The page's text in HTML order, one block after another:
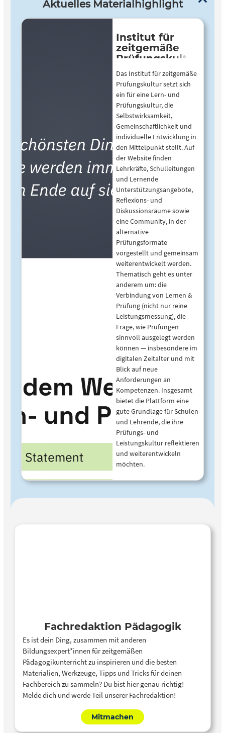
Aktuelles Materialhighlight
Institut für
zeitgemäße
Prüfungskultur
Das Institut für zeitgemäße
Prüfungskultur setzt sich
ein für eine Lern- und
Prüfungskultur, die
Selbstwirksamkeit,
Gemeinschaftlichkeit und
individuelle Entwicklung in
den Mittelpunkt stellt. Auf
der Website finden
Lehrkräfte, Schulleitungen
und Lernende
Unterstützungsangebote,
Reflexions- und
Diskussionsräume sowie
eine Community, in der
alternative
Prüfungsformate
vorgestellt und gemeinsam
weiterentwickelt werden.
Thematisch geht es unter
anderem um: die
Verbindung von Lernen &
Prüfung (nicht nur reine
Leistungsmessung), die
Frage, wie Prüfungen
sinnvoll ausgelegt werden
können — insbesondere im
digitalen Zeitalter und mit
Blick auf neue
Anforderungen an
Kompetenzen. Insgesamt
bietet die Plattform eine
gute Grundlage für Schulen
und Lehrende, die ihre
Prüfungs- und
Leistungskultur reflektieren
und weiterentwickeln
möchten.
Fachredaktion Pädagogik
Es ist dein Ding, zusammen mit anderen
Bildungsexpert*innen für zeitgemäßen
Pädagogikunterricht zu inspirieren und die besten
Materialien, Werkzeuge, Tipps und Tricks für deinen
Fachbereich zu sammeln? Du bist hier genau richtig!
Melde dich und werde Teil unserer Fachredaktion!
Mitmachen